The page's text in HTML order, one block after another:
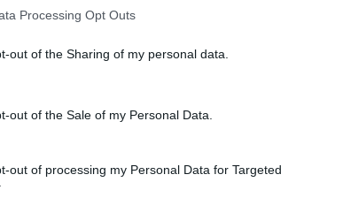
Processing Opt Outs
out of the Sharing of my personal data.
out of the Sale of my Personal Data.
out of processing my Personal Data for Targeted